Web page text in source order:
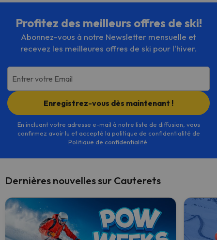
Profitez des meilleurs offres de ski!
Abonnez-vous à notre Newsletter mensuelle et
recevez les meilleures offres de ski pour l'hiver.
Entrer votre Email
Enregistrez-vous dès maintenant !
En incluant votre adresse e-mail à notre liste de diffusion, vous
confirmez avoir lu et accepté la politique de confidentialité de
Politique de confidentialité
Dernières nouvelles sur Cauterets